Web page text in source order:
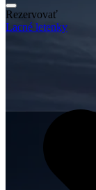
Rezervovať
Lacné letenky